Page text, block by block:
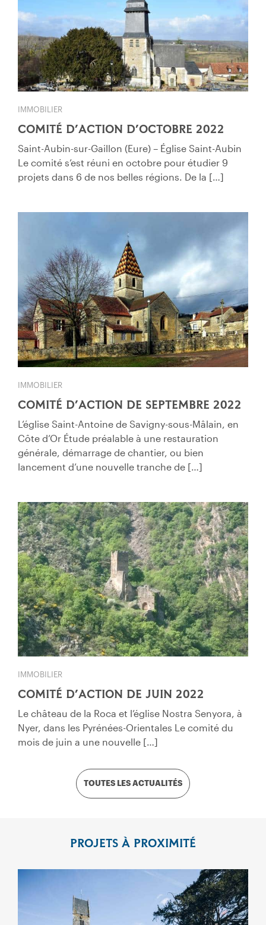
TOUTES LES ACTUALITÉS
IMMOBILIER
COMITÉ D’ACTION D’OCTOBRE 2022
Saint-Aubin-sur-Gaillon (Eure) – Église Saint-Aubin
Le comité s’est réuni en octobre pour étudier 9
projets dans 6 de nos belles régions. De la […]
IMMOBILIER
COMITÉ D’ACTION DE SEPTEMBRE 2022
L’église Saint-Antoine de Savigny-sous-Mâlain, en
Côte d’Or Étude préalable à une restauration
générale, démarrage de chantier, ou bien
lancement d’une nouvelle tranche de […]
IMMOBILIER
COMITÉ D’ACTION DE JUIN 2022
Le château de la Roca et l’église Nostra Senyora, à
Nyer, dans les Pyrénées-Orientales Le comité du
mois de juin a une nouvelle […]
PROJETS À PROXIMITÉ